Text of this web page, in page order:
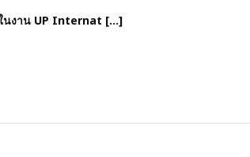
นงาน UP Internat […]